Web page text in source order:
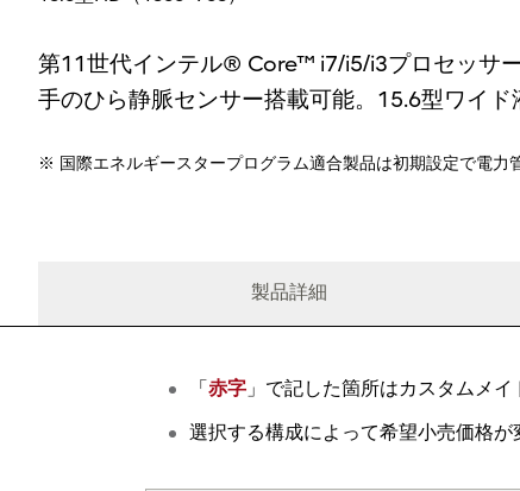
第11世代インテル® Core™ i7/i5/i3プロセッサー
手のひら静脈センサー搭載可能。15.6型ワイド
※ 国際エネルギースタープログラム適合製品は初期設定で電力
製品詳細
「 赤字 」で記した箇所はカスタムメ
選択する構成によって希望小売価格が